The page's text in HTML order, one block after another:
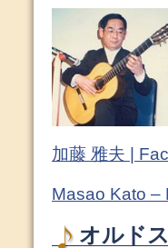
加藤 雅夫 |
Masao Kato –
オルド